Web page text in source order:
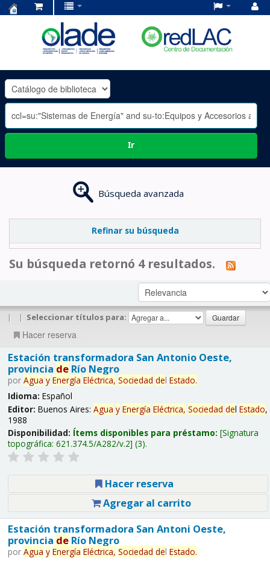
OLADE
-
Ir
Búsqueda avanzada
Refinar su búsqueda
Su búsqueda retornó 4 resultados.
| | Seleccionar títulos para:
Hacer reserva
Estación transformadora San Antonio Oeste,
provincia deRío Negro
por Agua y Energía Eléctrica, Sociedad del Estado.
Idioma: Español
Editor: Buenos Aires: Agua y Energía Eléctrica, Sociedad del Estado,
1988
Disponibilidad: Ítems disponibles para préstamo: Signatura
topográfica: 621.374.5/A282/v.2 (3).
Hacer reserva
Agregar al carrito
Estación transformadora San Antoni Oeste,
provincia deRío Negro
por Agua y Energía Eléctrica, Sociedad del Estado.